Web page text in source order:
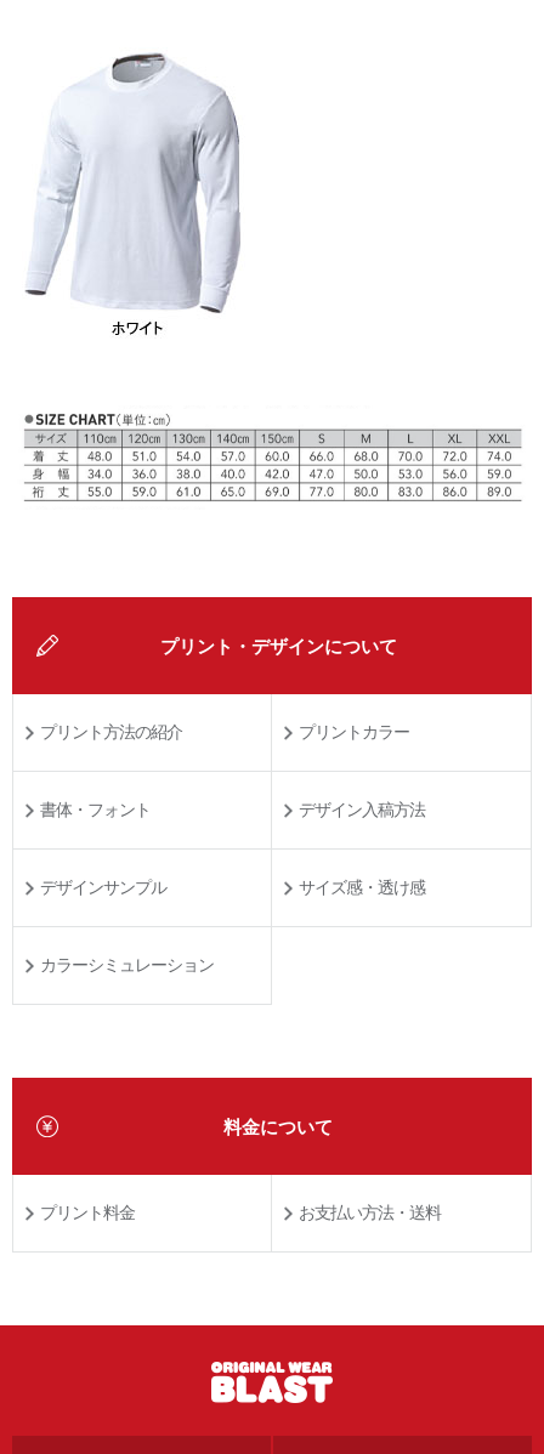
プリント・デザインについて
プリント方法の紹介 プリントカラー
書体・フォント デザイン入稿方法
デザインサンプル サイズ感・透け感
カラーシミュレーション
料金について
プリント料金 お支払い方法・送料